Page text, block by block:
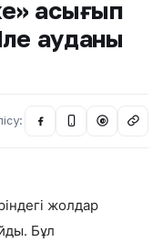
асығып
ауданы
@
жолдар
Бұл